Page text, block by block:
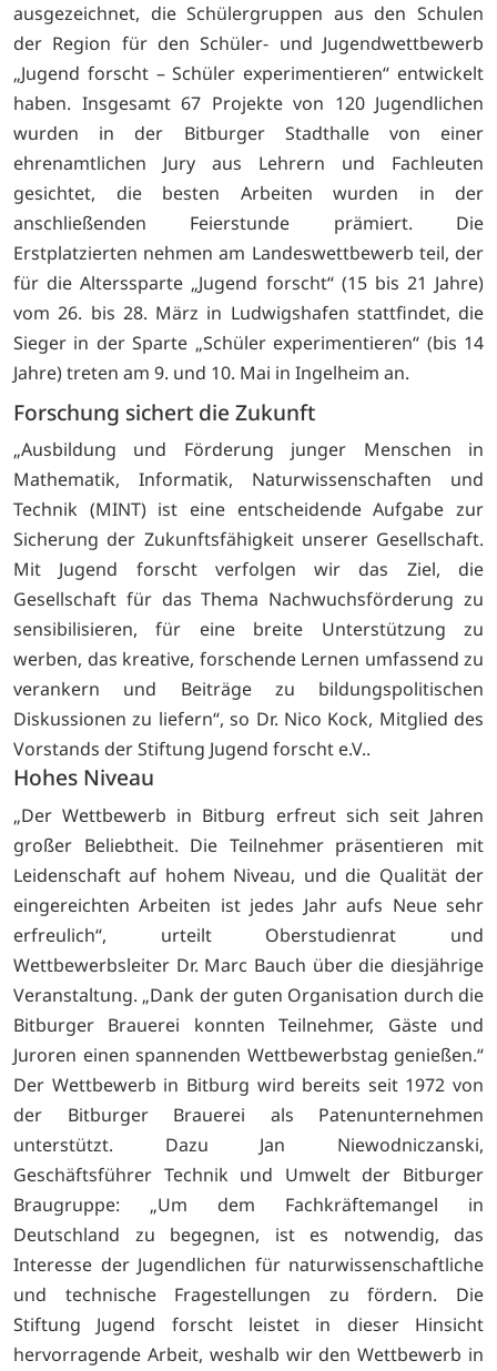
ausgezeichnet, die Schülergruppen aus den Schulen
der Region für den Schüler- und Jugendwettbewerb
„Jugend forscht – Schüler experimentieren“ entwickelt
haben. Insgesamt 67 Projekte von 120 Jugendlichen
wurden in der Bitburger Stadthalle von einer
ehrenamtlichen Jury aus Lehrern und Fachleuten
gesichtet, die besten Arbeiten wurden in der
anschließenden Feierstunde prämiert. Die
Erstplatzierten nehmen am Landeswettbewerb teil, der
für die Alterssparte „Jugend forscht“ (15 bis 21 Jahre)
vom 26. bis 28. März in Ludwigshafen stattfindet, die
Sieger in der Sparte „Schüler experimentieren“ (bis 14
Jahre) treten am 9. und 10. Mai in Ingelheim an.
Forschung sichert die Zukunft
„Ausbildung und Förderung junger Menschen in
Mathematik, Informatik, Naturwissenschaften und
Technik (MINT) ist eine entscheidende Aufgabe zur
Sicherung der Zukunftsfähigkeit unserer Gesellschaft.
Mit Jugend forscht verfolgen wir das Ziel, die
Gesellschaft für das Thema Nachwuchsförderung zu
sensibilisieren, für eine breite Unterstützung zu
werben, das kreative, forschende Lernen umfassend zu
verankern und Beiträge zu bildungspolitischen
Diskussionen zu liefern“, so Dr. Nico Kock, Mitglied des
Vorstands der Stiftung Jugend forscht e.V..
Hohes Niveau
„Der Wettbewerb in Bitburg erfreut sich seit Jahren
großer Beliebtheit. Die Teilnehmer präsentieren mit
Leidenschaft auf hohem Niveau, und die Qualität der
eingereichten Arbeiten ist jedes Jahr aufs Neue sehr
erfreulich“, urteilt Oberstudienrat und
Wettbewerbsleiter Dr. Marc Bauch über die diesjährige
Veranstaltung. „Dank der guten Organisation durch die
Bitburger Brauerei konnten Teilnehmer, Gäste und
Juroren einen spannenden Wettbewerbstag genießen.“
Der Wettbewerb in Bitburg wird bereits seit 1972 von
der Bitburger Brauerei als Patenunternehmen
unterstützt. Dazu Jan Niewodniczanski,
Geschäftsführer Technik und Umwelt der Bitburger
Braugruppe: „Um dem Fachkräftemangel in
Deutschland zu begegnen, ist es notwendig, das
Interesse der Jugendlichen für naturwissenschaftliche
und technische Fragestellungen zu fördern. Die
Stiftung Jugend forscht leistet in dieser Hinsicht
hervorragende Arbeit, weshalb wir den Wettbewerb in